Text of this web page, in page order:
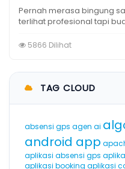
Pernah merasa bingung
terlihat profesional tapi
5866 Dilihat
TAG CLOUD
absensi gps agen ai
android app
aplikasi absensi gps
aplikasi booking aplikasi